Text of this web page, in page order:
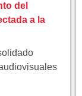
del
a la